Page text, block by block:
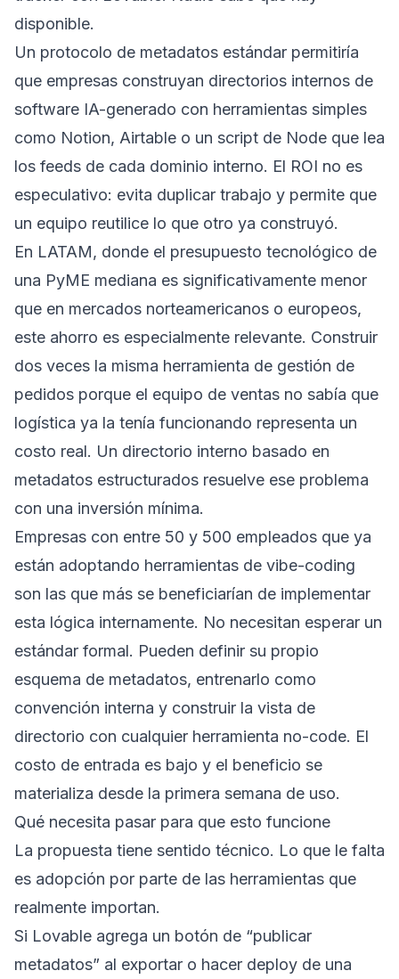
disponible.
Un protocolo de metadatos estándar permitiría
que empresas construyan directorios internos de
software IA-generado con herramientas simples
como Notion, Airtable o un script de Node que lea
los feeds de cada dominio interno. El ROI no es
especulativo: evita duplicar trabajo y permite que
un equipo reutilice lo que otro ya construyó.
En LATAM, donde el presupuesto tecnológico de
una PyME mediana es significativamente menor
que en mercados norteamericanos o europeos,
este ahorro es especialmente relevante. Construir
dos veces la misma herramienta de gestión de
pedidos porque el equipo de ventas no sabía que
logística ya la tenía funcionando representa un
costo real. Un directorio interno basado en
metadatos estructurados resuelve ese problema
con una inversión mínima.
Empresas con entre 50 y 500 empleados que ya
están adoptando herramientas de vibe-coding
son las que más se beneficiarían de implementar
esta lógica internamente. No necesitan esperar un
estándar formal. Pueden definir su propio
esquema de metadatos, entrenarlo como
convención interna y construir la vista de
directorio con cualquier herramienta no-code. El
costo de entrada es bajo y el beneficio se
materializa desde la primera semana de uso.
Qué necesita pasar para que esto funcione
La propuesta tiene sentido técnico. Lo que le falta
es adopción por parte de las herramientas que
realmente importan.
Si Lovable agrega un botón de “publicar
metadatos” al exportar o hacer deploy de una